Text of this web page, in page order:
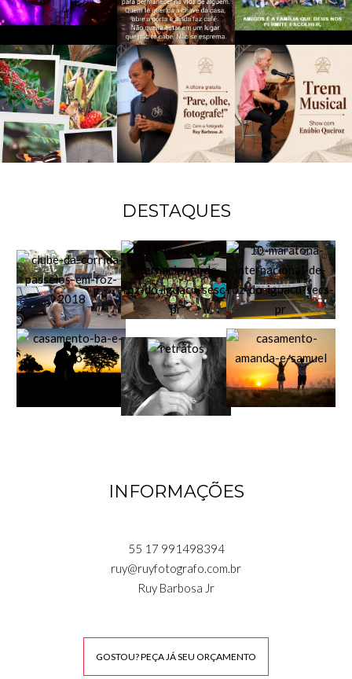
DESTAQUES
INFORMAÇÕES
55 17 991498394
ruy@ruyfotografo.com.br
Ruy Barbosa Jr
GOSTOU? PEÇA JÁ SEU ORÇAMENTO